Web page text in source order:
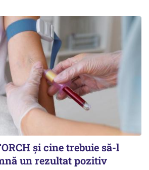
și cine trebuie să-l
un rezultat pozitiv